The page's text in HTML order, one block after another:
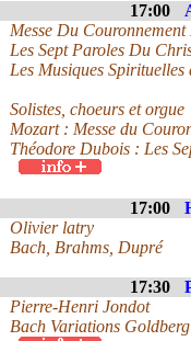
17:00
Messe Du
Les Sept Paroles Du
Les Musiques
Solistes, choeurs et orgue
Mozart : Messe du
Théodore Dubois : Les
17:00
Olivier latry
Bach, Brahms, Dupré
17:30
Pierre-Henri Jondot
Bach Variations Goldberg